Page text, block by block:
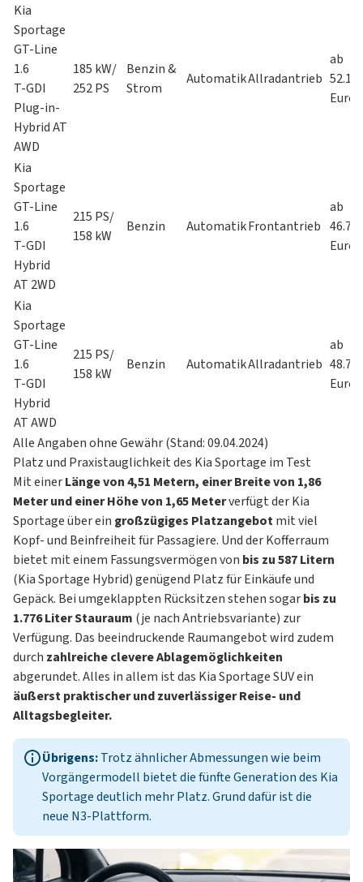
Kia
Sportage
GT-Line
1.6
T-GDI
Plug-in-
Hybrid AT
AWD
185 kW/
252 PS
Benzin &
Strom
AutomatikAllradantrieb
ab
Euro
Kia
Sportage
GT-Line
1.6
T-GDI
Hybrid
AT 2WD
215 PS/
158 kW
Benzin AutomatikFrontantrieb
ab
Euro
Kia
Sportage
GT-Line
1.6
T-GDI
Hybrid
AT AWD
215 PS/
158 kW
Benzin AutomatikAllradantrieb
ab
Euro
Alle Angaben ohne Gewähr (Stand: 09.04.2024)
Platz und Praxistauglichkeit des Kia Sportage im Test
Mit einerLänge von 4,51 Metern, einer Breite von 1,86
Meter und einer Höhe von 1,65 Meterverfügt der Kia
Sportage über ein großzügiges Platzangebotmit viel
Kopf- und Beinfreiheit für Passagiere. Und der Kofferraum
bietet mit einem Fassungsvermögen von bis zu 587 Litern
(Kia Sportage Hybrid) genügend Platz für Einkäufe und
Gepäck. Bei umgeklappten Rücksitzen stehen sogarbis zu
1.776 Liter Stauraum (je nach Antriebsvariante) zur
Verfügung. Das beeindruckende Raumangebot wird zudem
durch zahlreiche clevere Ablagemöglichkeiten
abgerundet. Alles in allem ist das Kia Sportage SUV ein
äußerst praktischer und zuverlässiger Reise- und
Alltagsbegleiter.
Übrigens:Trotz ähnlicher Abmessungen wie beim
Vorgängermodell bietet die fünfte Generation des Kia
Sportage deutlich mehr Platz. Grund dafür ist die
neue N3-Plattform.